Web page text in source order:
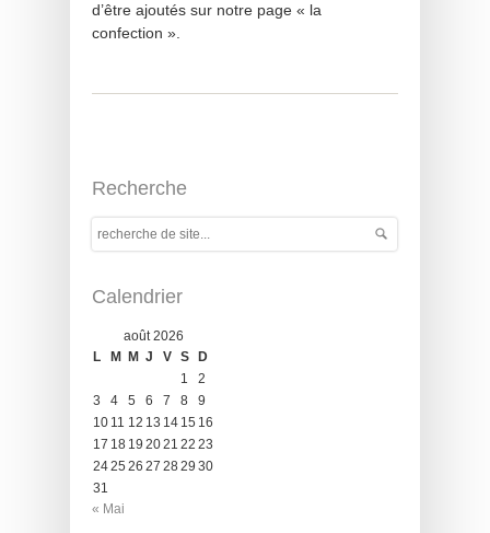
d’être ajoutés sur notre page « la
confection ».
Recherche
Calendrier
août 2026
L
M M J V S
D
1
2
3
4 5 6 7 8
9
10 11 12 13 14 15 16
17 18 19 2021 22 23
2425 26 27 2829 30
31
« Mai